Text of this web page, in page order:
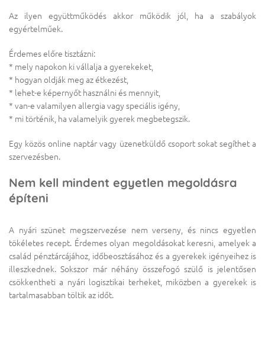
Az ilyen együttműködés akkor működik jól, ha a szabályok
egyértelműek.
Érdemes előre tisztázni:
* mely napokon ki vállalja a gyerekeket,
* hogyan oldják meg az étkezést,
* lehet-e képernyőt használni és mennyit,
* van-e valamilyen allergia vagy speciális igény,
* mi történik, ha valamelyik gyerek megbetegszik.
Egy közös online naptár vagy üzenetküldő csoport sokat segíthet a
szervezésben.
Nem kell mindent egyetlen megoldásra
építeni
A nyári szünet megszervezése nem verseny, és nincs egyetlen
tökéletes recept. Érdemes olyan megoldásokat keresni, amelyek a
család pénztárcájához, időbeosztásához és a gyerekek igényeihez is
illeszkednek. Sokszor már néhány összefogó szülő is jelentősen
csökkentheti a nyári logisztikai terheket, miközben a gyerekek is
tartalmasabban töltik az időt.